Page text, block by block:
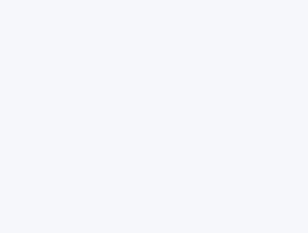
webbplats.
webbplats.